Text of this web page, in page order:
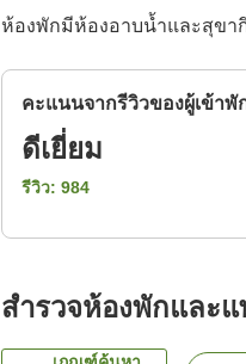
ห้องพักมีห้องอาบน้ำและสุขา
คะแนนจากรีวิวของผู้เข้าพั
ดีเยี่ยม
รีวิว: 984
สำรวจห้องพักและ